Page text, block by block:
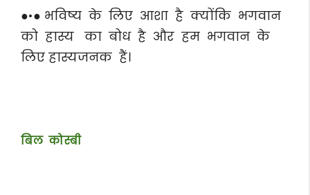
●•● भविष्य के लिए आशा है क्योंकि भगवान
को हास्य का बोध है और हम भगवान के
लिए हास्यजनक हैं।
बिल कोस्बी